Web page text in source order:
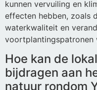
kunnen vervuiling en
effecten hebben, zoals
waterkwaliteit en
voortplantingspatronen
Hoe kan de
bijdragen aan
natuur rondom